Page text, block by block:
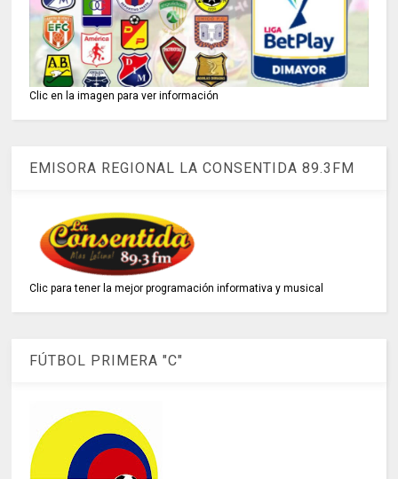
Clic en la imagen para ver información
EMISORA REGIONAL LA CONSENTIDA 89.3FM
Clic para tener la mejor programación informativa y musical
FÚTBOL PRIMERA "C"